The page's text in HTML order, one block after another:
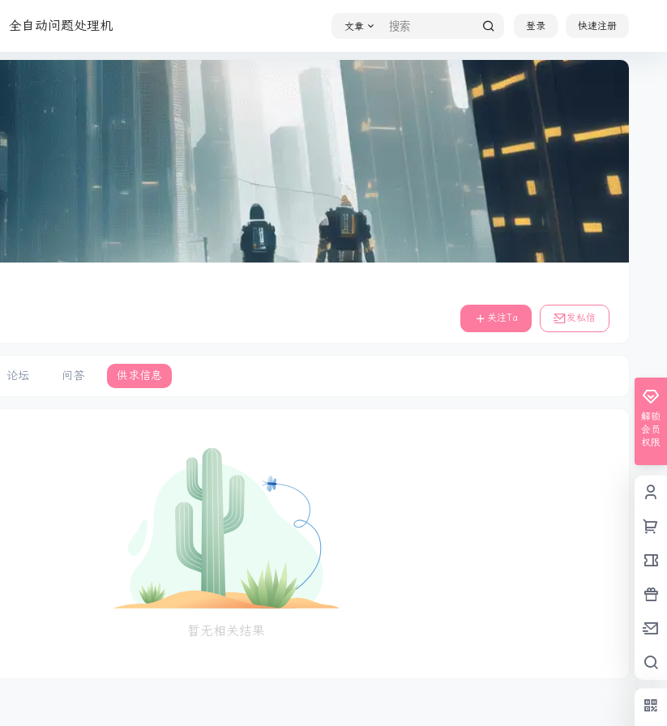
全自动问题处理机 文章 登录 快速注册
关注Ta 发私信
论坛 问答 供求信息
暂无相关结果
解锁
会员
权限